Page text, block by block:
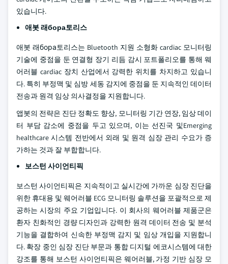
있습니다.
애봇 래бора토리스
애봇 래бора토리스는 Bluetooth 지원 소형화 cardiac 모니터링
기술에 중점을 둔 연결형 장기 리듬 감시 포트폴리오를 통해 웨
어러블 cardiac 장치 산업에서 강력한 위치를 차지하고 있습니
다. 특히 부정맥 및 심방 세동 감지에 중점을 둔 지속적인 데이터
전송과 원격 임상 의사결정을 지원합니다.
앱봇의 전략은 진단 정확도 향상, 모니터링 기간 연장, 임상 데이
터 부담 감소에 중점을 두고 있으며, 이는 선진국 및Emerging
healthcare 시스템 전반에서 외래 및 원격 심장 관리 수요가 증
가하는 것과 잘 부합합니다.
보스턴 사이언티픽
보스턴 사이언티픽은 지속적이고 실시간에 가까운 심장 진단을
위한 휴대용 및 웨어러블 ECG 모니터링 솔루션을 포괄적으로 제
공하는 시장의 주요 기업입니다. 이 회사의 웨어러블 제품군은
환자 친화적인 경량 디자인과 강력한 원격 데이터 전송 및 분석
기능을 결합하여 신속한 부정맥 감지 및 임상 개입을 지원합니
다. 확장 중인 심장 진단 부문과 통합 디지털 에코시스템에 대한
강조를 통해 보스턴 사이언티픽은 웨어러블, 가정 기반 심장 모